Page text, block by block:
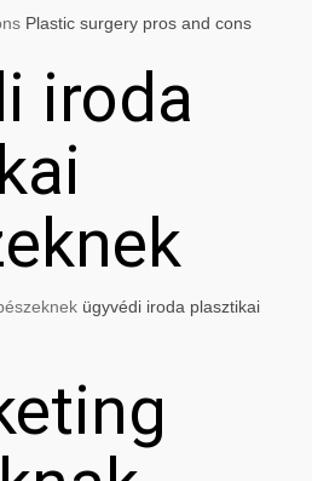
Plastic surgery pros and cons
iroda
ügyvédi iroda plasztikai